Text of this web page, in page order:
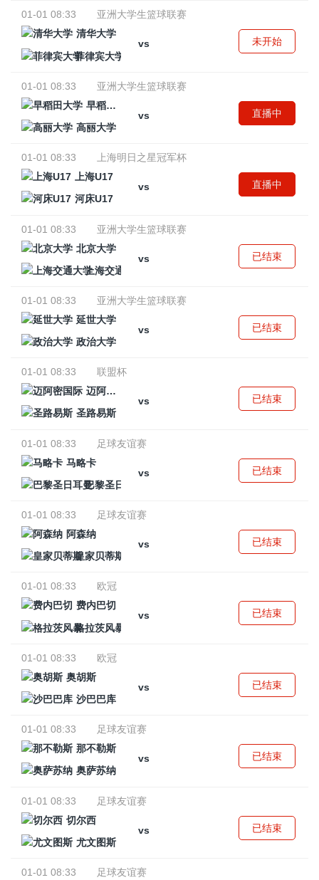
01-01 08:33
亚洲大学生篮球联赛
清华大学
vs
菲律宾大学
未开始
01-01 08:33
亚洲大学生篮球联赛
早稻田大学
vs
高丽大学
直播中
01-01 08:33
上海明日之星冠军杯
上海U17
vs
河床U17
直播中
01-01 08:33
亚洲大学生篮球联赛
北京大学
vs
上海交通大学
已结束
01-01 08:33
亚洲大学生篮球联赛
延世大学
vs
政治大学
已结束
01-01 08:33
联盟杯
迈阿密国际
vs
圣路易斯
已结束
01-01 08:33
足球友谊赛
马略卡
vs
巴黎圣日耳曼
已结束
01-01 08:33
足球友谊赛
阿森纳
vs
皇家贝蒂斯
已结束
01-01 08:33
欧冠
费内巴切
vs
格拉茨风暴
已结束
01-01 08:33
欧冠
奥胡斯
vs
沙巴巴库
已结束
01-01 08:33
足球友谊赛
那不勒斯
vs
奥萨苏纳
已结束
01-01 08:33
足球友谊赛
切尔西
vs
尤文图斯
已结束
01-01 08:33 足球友谊赛